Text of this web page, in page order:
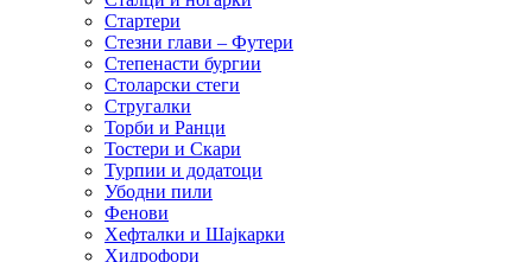
Стартери
Стезни глави – Футери
Степенасти бургии
Столарски стеги
Стругалки
Торби и Ранци
Тостери и Скари
Турпии и додатоци
Убодни пили
Фенови
Хефталки и Шајкарки
Хидрофори